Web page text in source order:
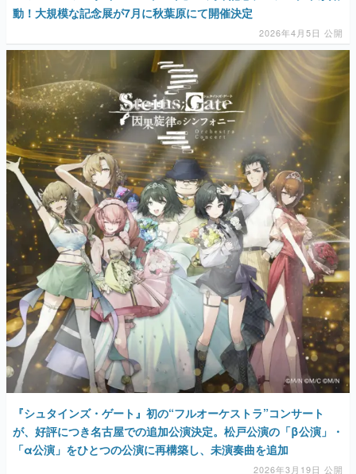
動！大規模な記念展が7月に秋葉原にて開催決定
2026年4月5日 公開
『シュタインズ・ゲート』初の“フルオーケストラ”コンサート
が、好評につき名古屋での追加公演決定。松戸公演の「β公演」・
「α公演」をひとつの公演に再構築し、未演奏曲を追加
2026年3月19日 公開